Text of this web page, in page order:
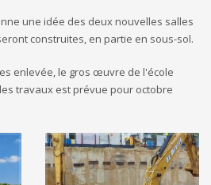
une idée des deux nouvelles salles
construites, en partie en sous-sol.
enlevée, le gros œuvre de l'école
travaux est prévue pour octobre